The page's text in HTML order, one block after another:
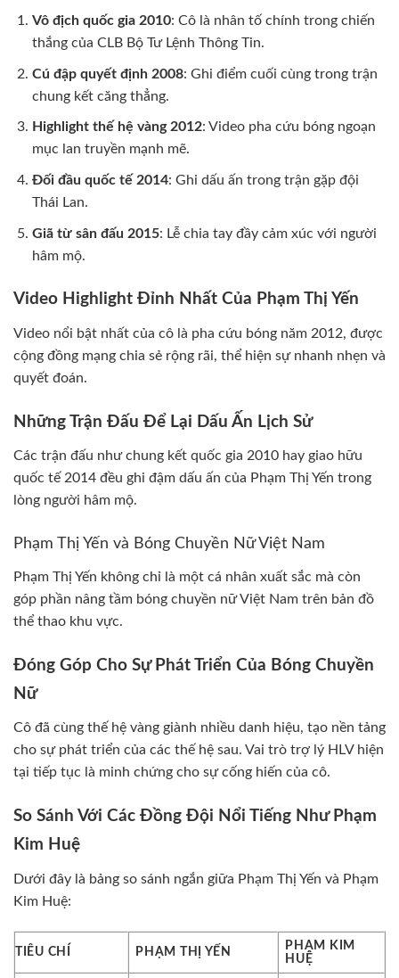
Vô địch quốc gia 2010: Cô là nhân tố chính trong chiến
thắng của CLB Bộ Tư Lệnh Thông Tin.
Cú đập quyết định 2008: Ghi điểm cuối cùng trong trận
chung kết căng thẳng.
Highlight thế hệ vàng 2012: Video pha cứu bóng ngoạn
mục lan truyền mạnh mẽ.
Đối đầu quốc tế 2014: Ghi dấu ấn trong trận gặp đội
Thái Lan.
Giã từ sân đấu 2015: Lễ chia tay đầy cảm xúc với người
hâm mộ.
Video Highlight Đỉnh Nhất Của Phạm Thị Yến
Video nổi bật nhất của cô là pha cứu bóng năm 2012, được
cộng đồng mạng chia sẻ rộng rãi, thể hiện sự nhanh nhẹn và
quyết đoán.
Những Trận Đấu Để Lại Dấu Ấn Lịch Sử
Các trận đấu như chung kết quốc gia 2010 hay giao hữu
quốc tế 2014 đều ghi đậm dấu ấn của Phạm Thị Yến trong
lòng người hâm mộ.
Phạm Thị Yến và Bóng Chuyền Nữ Việt Nam
Phạm Thị Yến không chỉ là một cá nhân xuất sắc mà còn
góp phần nâng tầm bóng chuyền nữ Việt Nam trên bản đồ
thể thao khu vực.
Đóng Góp Cho Sự Phát Triển Của Bóng Chuyền
Nữ
Cô đã cùng thế hệ vàng giành nhiều danh hiệu, tạo nền tảng
cho sự phát triển của các thế hệ sau. Vai trò trợ lý HLV hiện
tại tiếp tục là minh chứng cho sự cống hiến của cô.
So Sánh Với Các Đồng Đội Nổi Tiếng Như Phạm
Kim Huệ
Dưới đây là bảng so sánh ngắn giữa Phạm Thị Yến và Phạm
Kim Huệ:
TIÊU CHÍ PHẠM THỊ YẾN
PHẠM KIM
HUỆ